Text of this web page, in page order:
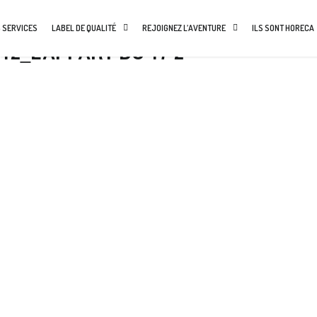
SERVICES LABEL DE QUALITÉ REJOIGNEZ L’AVENTURE ILS SONT HORECA
DU 17 2